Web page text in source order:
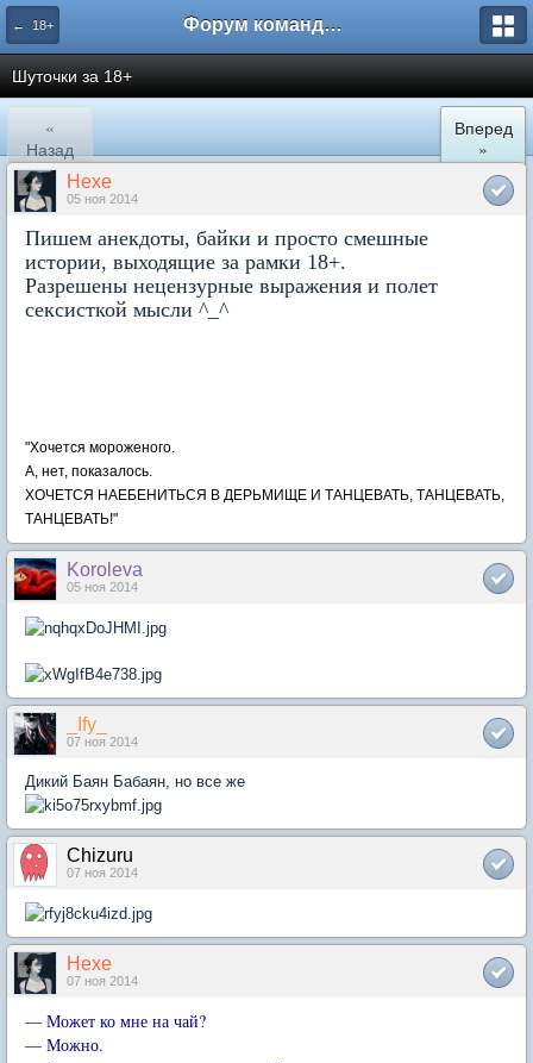
← 18+ Форум команды PiratStudio.com
Шуточки за 18+
«
Назад
Вперед
»
Hexe
05 ноя 2014
Пишем анекдоты, байки и просто смешные
истории, выходящие за рамки 18+.
Разрешены нецензурные выражения и полет
сексисткой мысли ^_^
"Хочется мороженого.
А, нет, показалось.
ХОЧЕТСЯ НАЕБЕНИТЬСЯ В ДЕРЬМИЩЕ И ТАНЦЕВАТЬ, ТАНЦЕВАТЬ,
ТАНЦЕВАТЬ!"
Koroleva
05 ноя 2014
_Ify_
07 ноя 2014
Дикий Баян Бабаян, но все же
Chizuru
07 ноя 2014
Hexe
07 ноя 2014
— Может ко мне на чай?
— Можно.